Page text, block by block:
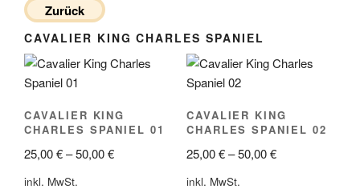
Zurück
CAVALIER KING CHARLES SPANIEL
CAVALIER KING
CHARLES SPANIEL 01
25,00€–50,00€
inkl. MwSt.
CAVALIER KING
CHARLES SPANIEL 02
25,00€–50,00€
inkl. MwSt.